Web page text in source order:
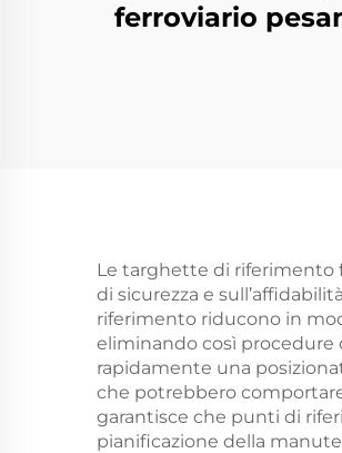
ferroviario
Le targhette di riferimento
di sicurezza e
riferimento riducono in
eliminando così procedure
rapidamente una
che potrebbero
garantisce che punti di
pianificazione della